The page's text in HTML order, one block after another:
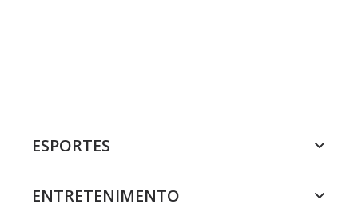
ESPORTES
ENTRETENIMENTO